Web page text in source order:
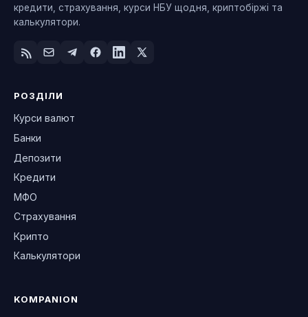
кредити, страхування, курси НБУ щодня, криптобіржі та
калькулятори.
РОЗДІЛИ
Курси валют
Банки
Депозити
Кредити
МФО
Страхування
Крипто
Калькулятори
KOMPANION